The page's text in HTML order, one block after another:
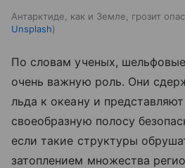
Антарктиде, как и Земле, грозит
Unsplash
По словам ученых,
очень важную роль. Они
льда к океану и
своеобразную полосу
если такие структуры
затоплением множества